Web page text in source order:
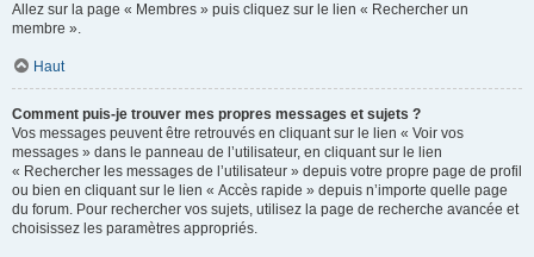
Allez sur la page « Membres » puis cliquez sur le lien « Rechercher un
membre ».
Haut
Comment puis-je trouver mes propres messages et sujets ?
Vos messages peuvent être retrouvés en cliquant sur le lien « Voir vos
messages » dans le panneau de l’utilisateur, en cliquant sur le lien
« Rechercher les messages de l’utilisateur » depuis votre propre page de profil
ou bien en cliquant sur le lien « Accès rapide » depuis n’importe quelle page
du forum. Pour rechercher vos sujets, utilisez la page de recherche avancée et
choisissez les paramètres appropriés.